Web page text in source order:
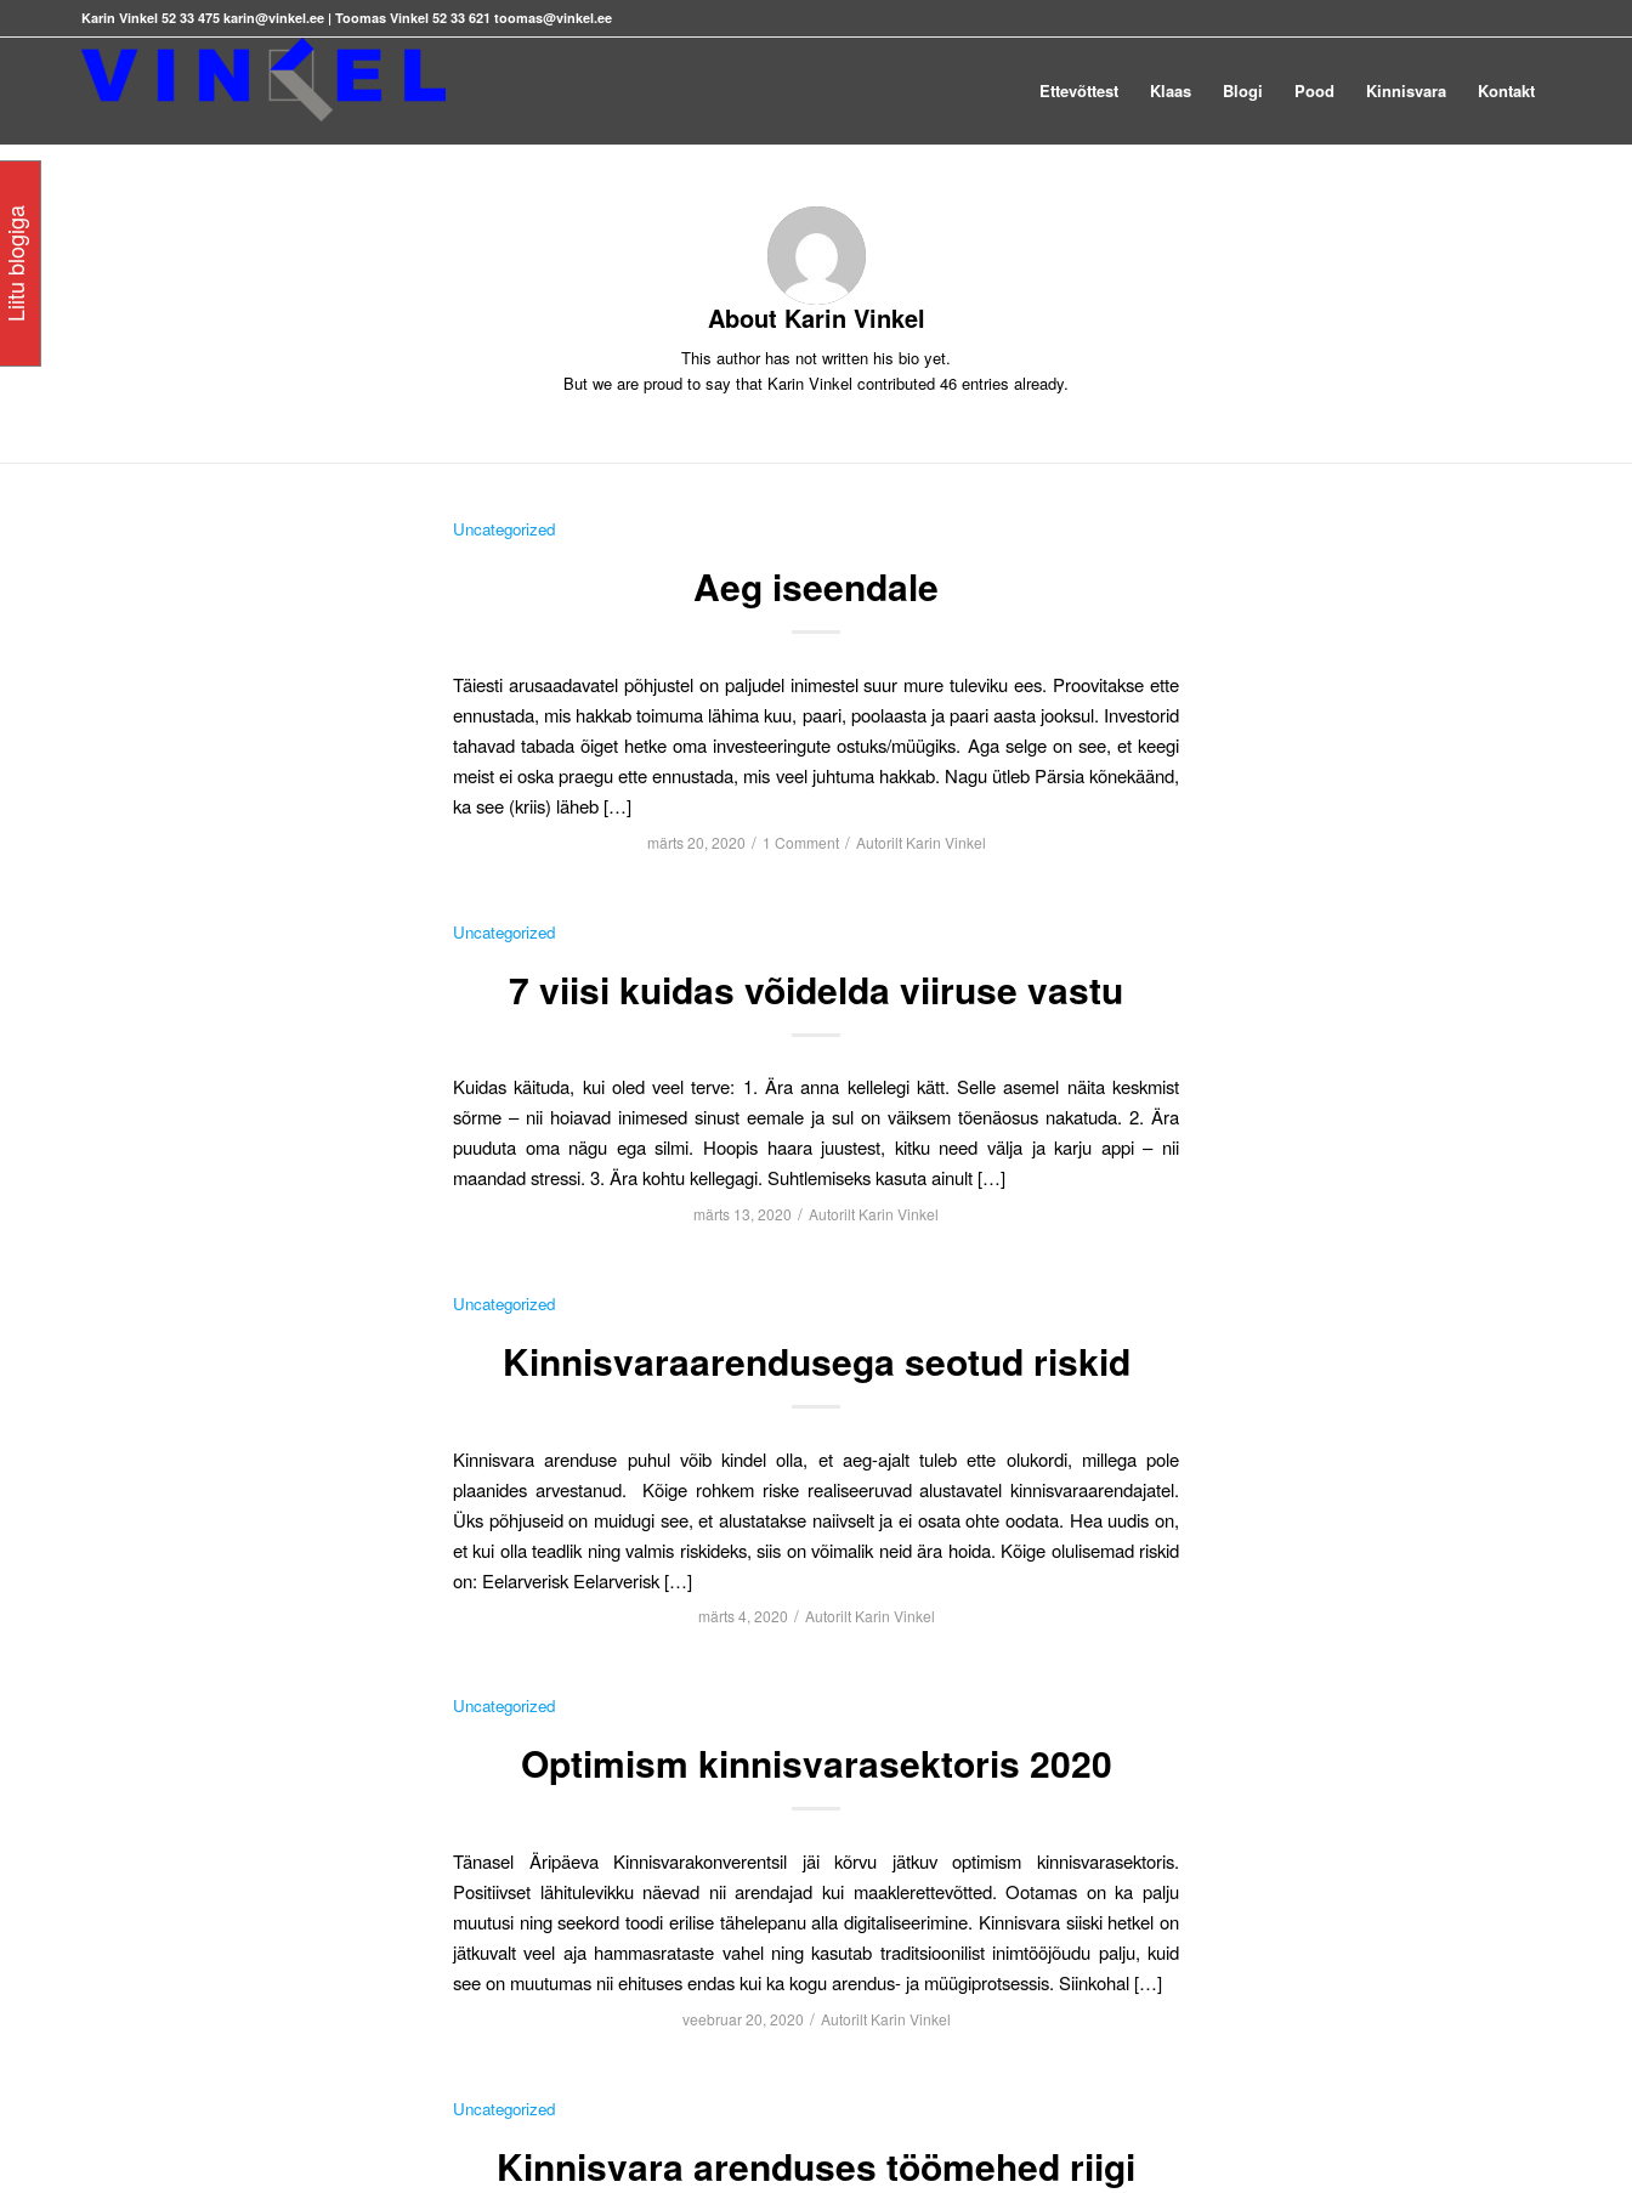
Karin Vinkel 52 33 475 karin@vinkel.ee | Toomas Vinkel 52 33 621 toomas@vinkel.ee
Ettevõttest Klaas Blogi Pood Kinnisvara Kontakt
About Karin Vinkel
This author has not written his bio yet.
But we are proud to say that Karin Vinkel contributed 46 entries already.
Uncategorized
Aeg iseendale
Täiesti arusaadavatel põhjustel on paljudel inimestel suur mure tuleviku ees. Proovitakse ette
ennustada, mis hakkab toimuma lähima kuu, paari, poolaasta ja paari aasta jooksul. Investorid
tahavad tabada õiget hetke oma investeeringute ostuks/müügiks. Aga selge on see, et keegi
meist ei oska praegu ette ennustada, mis veel juhtuma hakkab. Nagu ütleb Pärsia kõnekäänd,
ka see (kriis) läheb […]
märts 20, 2020 / 1 Comment / Autorilt Karin Vinkel
Uncategorized
7 viisi kuidas võidelda viiruse vastu
Kuidas käituda, kui oled veel terve: 1. Ära anna kellelegi kätt. Selle asemel näita keskmist
sõrme – nii hoiavad inimesed sinust eemale ja sul on väiksem tõenäosus nakatuda. 2. Ära
puuduta oma nägu ega silmi. Hoopis haara juustest, kitku need välja ja karju appi – nii
maandad stressi. 3. Ära kohtu kellegagi. Suhtlemiseks kasuta ainult […]
märts 13, 2020 / Autorilt Karin Vinkel
Uncategorized
Kinnisvaraarendusega seotud riskid
Kinnisvara arenduse puhul võib kindel olla, et aeg-ajalt tuleb ette olukordi, millega pole
plaanides arvestanud. Kõige rohkem riske realiseeruvad alustavatel kinnisvaraarendajatel.
Üks põhjuseid on muidugi see, et alustatakse naiivselt ja ei osata ohte oodata. Hea uudis on,
et kui olla teadlik ning valmis riskideks, siis on võimalik neid ära hoida. Kõige olulisemad riskid
on: Eelarverisk Eelarverisk […]
märts 4, 2020 / Autorilt Karin Vinkel
Uncategorized
Optimism kinnisvarasektoris 2020
Tänasel Äripäeva Kinnisvarakonverentsil jäi kõrvu jätkuv optimism kinnisvarasektoris.
Positiivset lähitulevikku näevad nii arendajad kui maaklerettevõtted. Ootamas on ka palju
muutusi ning seekord toodi erilise tähelepanu alla digitaliseerimine. Kinnisvara siiski hetkel on
jätkuvalt veel aja hammasrataste vahel ning kasutab traditsioonilist inimtööjõudu palju, kuid
see on muutumas nii ehituses endas kui ka kogu arendus- ja müügiprotsessis. Siinkohal […]
veebruar 20, 2020 / Autorilt Karin Vinkel
Uncategorized
Kinnisvara arenduses töömehed riigi
Liitu blogiga